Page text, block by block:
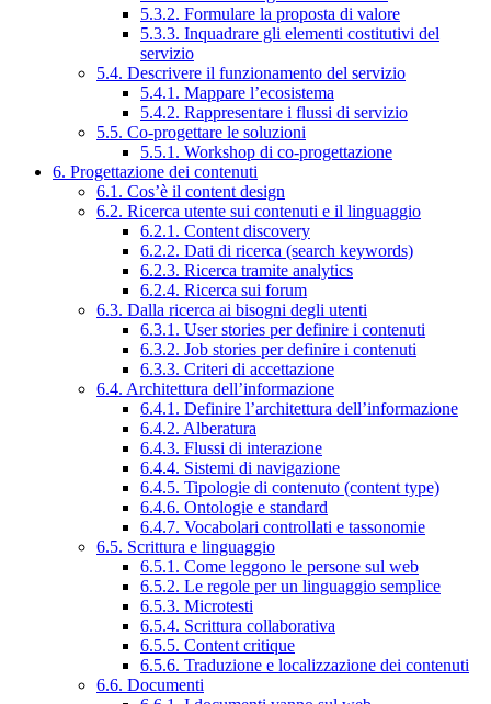
5.3.2. Formulare la proposta di valore
5.3.3. Inquadrare gli elementi costitutivi del
servizio
5.4. Descrivere il funzionamento del servizio
5.4.1. Mappare l’ecosistema
5.4.2. Rappresentare i flussi di servizio
5.5. Co-progettare le soluzioni
5.5.1. Workshop di co-progettazione
6. Progettazione dei contenuti
6.1. Cos’è il content design
6.2. Ricerca utente sui contenuti e il linguaggio
6.2.1. Content discovery
6.2.2. Dati di ricerca (search keywords)
6.2.3. Ricerca tramite analytics
6.2.4. Ricerca sui forum
6.3. Dalla ricerca ai bisogni degli utenti
6.3.1. User stories per definire i contenuti
6.3.2. Job stories per definire i contenuti
6.3.3. Criteri di accettazione
6.4. Architettura dell’informazione
6.4.1. Definire l’architettura dell’informazione
6.4.2. Alberatura
6.4.3. Flussi di interazione
6.4.4. Sistemi di navigazione
6.4.5. Tipologie di contenuto (content type)
6.4.6. Ontologie e standard
6.4.7. Vocabolari controllati e tassonomie
6.5. Scrittura e linguaggio
6.5.1. Come leggono le persone sul web
6.5.2. Le regole per un linguaggio semplice
6.5.3. Microtesti
6.5.4. Scrittura collaborativa
6.5.5. Content critique
6.5.6. Traduzione e localizzazione dei contenuti
6.6. Documenti